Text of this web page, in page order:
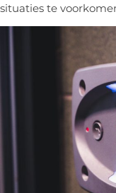
situaties te